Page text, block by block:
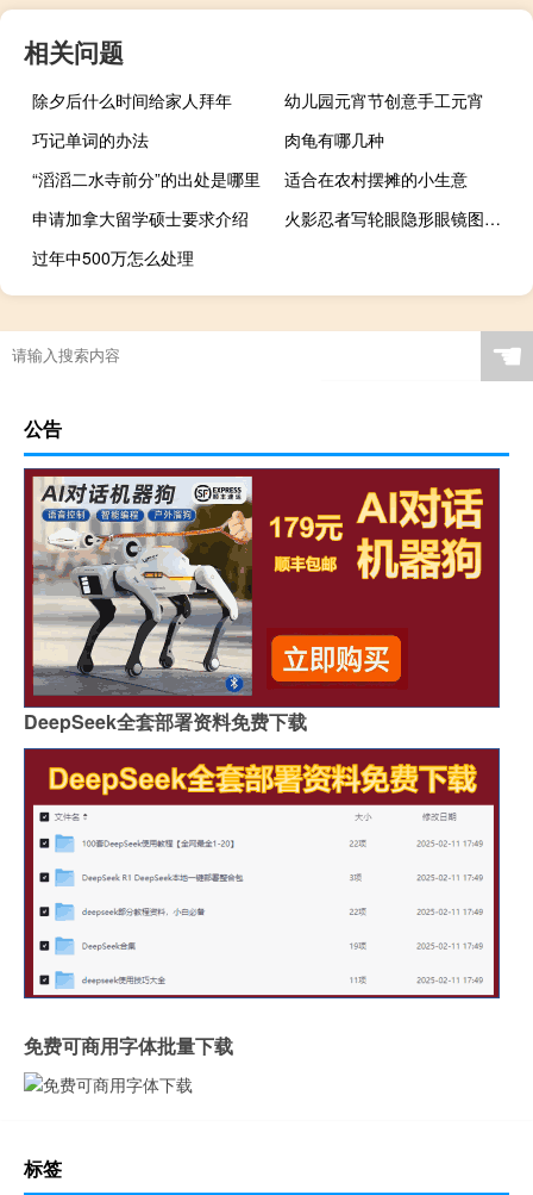
相关问题
除夕后什么时间给家人拜年
幼儿园元宵节创意手工元宵
巧记单词的办法
肉龟有哪几种
“滔滔二水寺前分”的出处是哪里
适合在农村摆摊的小生意
申请加拿大留学硕士要求介绍
火影忍者写轮眼隐形眼镜图片（火影忍者写轮眼隐形眼镜）
过年中500万怎么处理
☚
公告
DeepSeek全套部署资料免费下载
免费可商用字体批量下载
标签